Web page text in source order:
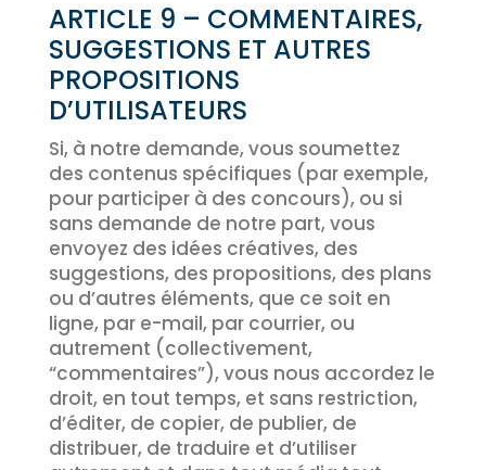
ARTICLE 9 – COMMENTAIRES,
SUGGESTIONS ET AUTRES
PROPOSITIONS
D’UTILISATEURS
Si, à notre demande, vous soumettez
des contenus spécifiques (par exemple,
pour participer à des concours), ou si
sans demande de notre part, vous
envoyez des idées créatives, des
suggestions, des propositions, des plans
ou d’autres éléments, que ce soit en
ligne, par e-mail, par courrier, ou
autrement (collectivement,
“commentaires”), vous nous accordez le
droit, en tout temps, et sans restriction,
d’éditer, de copier, de publier, de
distribuer, de traduire et d’utiliser